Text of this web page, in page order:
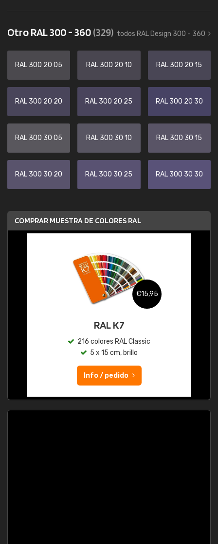
Otro RAL 300 - 360(329) todos RAL Design 300 - 360
RAL 300 20 05 RAL 300 20 10 RAL 300 20 15
RAL 300 20 20 RAL 300 20 25 RAL 300 20 30
RAL 300 30 05 RAL 300 30 10 RAL 300 30 15
RAL 300 30 20 RAL 300 30 25 RAL 300 30 30
COMPRAR MUESTRA DE COLORES RAL
€15,95
RAL K7
216 colores RAL Classic
5 x 15 cm, brillo
Info / pedido